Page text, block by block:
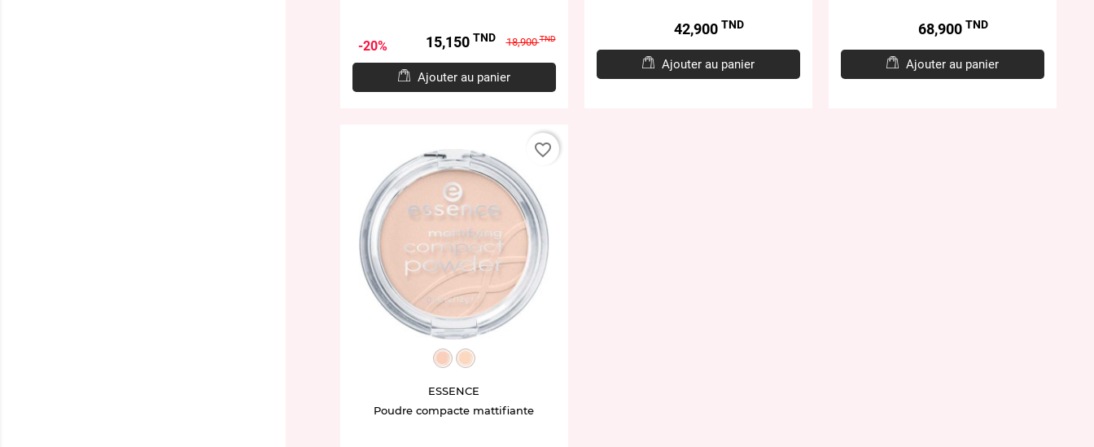
20% Prix15,150 TNDPrix
base
18,900TND
Ajouter au panier
Prix42,900 TND
Ajouter au panier
Prix68,900 TND
Ajouter au panier
ET271616.04
ET77320.11
ESSENCE
Poudre compacte mattifiante
favorite_border